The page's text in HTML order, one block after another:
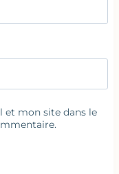
et mon site dans le